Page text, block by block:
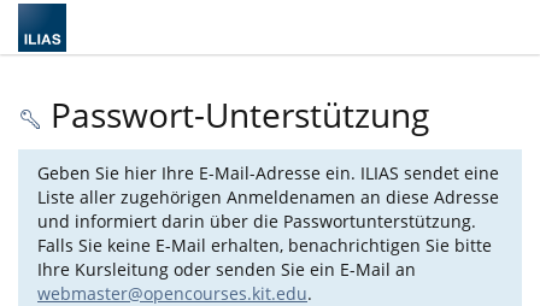
Passwort-Unterstützung
Geben Sie hier Ihre E-Mail-Adresse ein. ILIAS sendet eine
Liste aller zugehörigen Anmeldenamen an diese Adresse
und informiert darin über die Passwortunterstützung.
Falls Sie keine E-Mail erhalten, benachrichtigen Sie bitte
Ihre Kursleitung oder senden Sie ein E-Mail an
webmaster@opencourses.kit.edu.